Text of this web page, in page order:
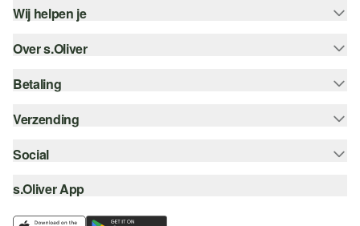
Wij helpen je
Help - FAQ
Maattabel
Top categorieën
Over s.Oliver
Nieuwsbrief
s.Oliver Card
Verlanglijstje
Betaling
Koop op rekening
Creditcard
Verzending
Track & Trace
Post NL
Social
instagram
facebook
s.Oliver App